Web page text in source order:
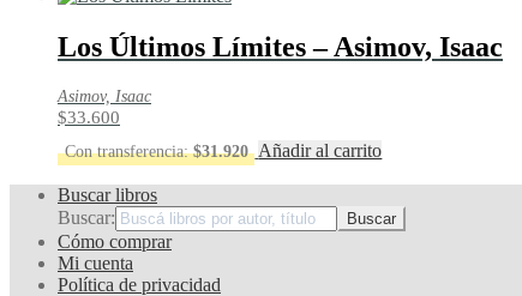
Los Últimos Límites – Asimov, Isaac
Asimov, Isaac
$33.600
Con transferencia:$31.920 Añadir al carrito
Buscar libros
Buscar:
Cómo comprar
Mi cuenta
Política de privacidad